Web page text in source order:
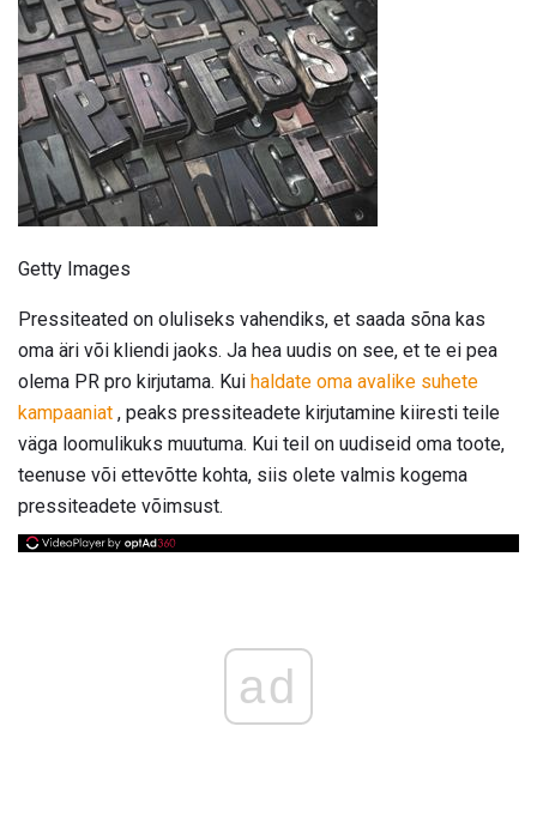
Getty Images
Pressiteated on oluliseks vahendiks, et saada sõna kas
oma äri või kliendi jaoks. Ja hea uudis on see, et te ei pea
olema PR pro kirjutama. Kui haldate oma avalike suhete
kampaaniat , peaks pressiteadete kirjutamine kiiresti teile
väga loomulikuks muutuma. Kui teil on uudiseid oma toote,
teenuse või ettevõtte kohta, siis olete valmis kogema
pressiteadete võimsust.
ad